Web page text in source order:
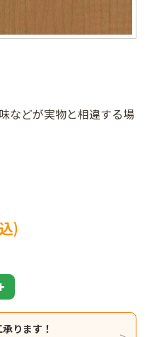
などが実物と相違する場
)
ります！